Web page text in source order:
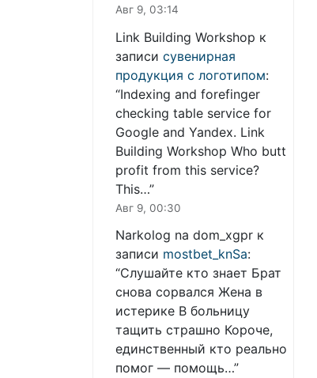
Авг 9, 03:14
Link Building Workshop к
записи сувенирная
продукция с логотипом:
“Indexing and forefinger
checking table service for
Google and Yandex. Link
Building Workshop Who butt
profit from this service?
This…”
Авг 9, 00:30
Narkolog na dom_xgpr к
записи mostbet_knSa:
“Слушайте кто знает Брат
снова сорвался Жена в
истерике В больницу
тащить страшно Короче,
единственный кто реально
помог — помощь…”